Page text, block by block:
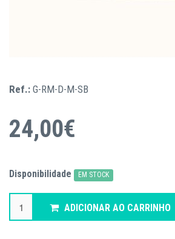
Ref.: G-RM-D-M-SB
24,00€
Disponibilidade EM STOCK
ADICIONAR AO CARRINHO